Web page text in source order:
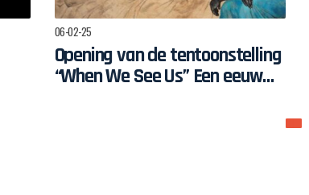
06-02-25
Opening van de tentoonstelling
“When We See Us” Een eeuw